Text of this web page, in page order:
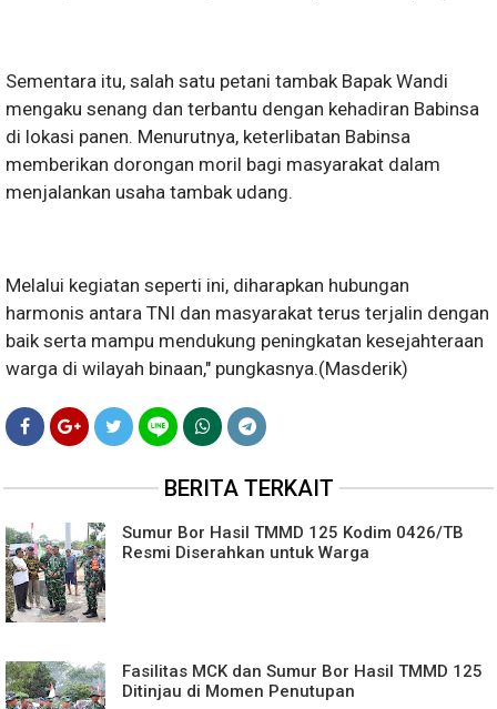
Sementara itu, salah satu petani tambak Bapak Wandi
mengaku senang dan terbantu dengan kehadiran Babinsa
di lokasi panen. Menurutnya, keterlibatan Babinsa
memberikan dorongan moril bagi masyarakat dalam
menjalankan usaha tambak udang.
Melalui kegiatan seperti ini, diharapkan hubungan
harmonis antara TNI dan masyarakat terus terjalin dengan
baik serta mampu mendukung peningkatan kesejahteraan
warga di wilayah binaan," pungkasnya.(Masderik)
BERITA TERKAIT
Sumur Bor Hasil TMMD 125 Kodim 0426/TB
Resmi Diserahkan untuk Warga
Fasilitas MCK dan Sumur Bor Hasil TMMD 125
Ditinjau di Momen Penutupan